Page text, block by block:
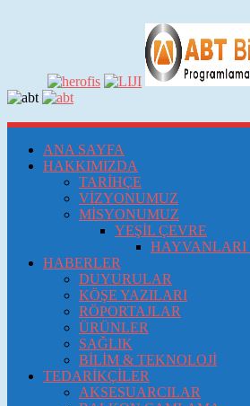
ANA SAYFA
HAKKIMIZDA
TARİHÇE
VİZYONUMUZ
MİSYONUMUZ
YEŞİL ÇEVRE
HAYVANLARI
HABERLER
DUYURULAR
KÖŞE YAZILARI
RÖPORTAJLAR
ÜRÜNLER
SAĞLIK
BİLİM & TEKNOLOJİ
TEDARİKÇİLER
AKSESUARCILAR